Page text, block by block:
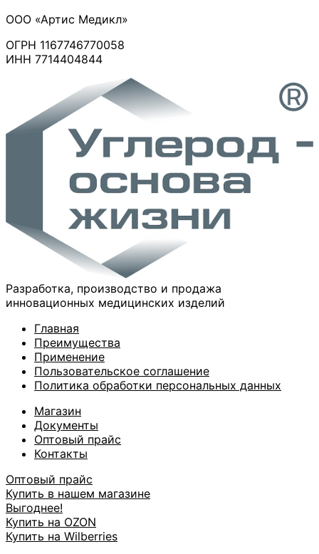
Набор
углеродных
сорбирующих
«Артис»:
1010
«Артис»:
1010
-
шт.
ООО «Артис Медикл»
ОГРН 1167746770058
ИНН 7714404844
Разработка, производство и продажа
инновационных медицинских изделий
Главная
Преимущества
Применение
Пользовательское соглашение
Политика обработки персональных данных
Магазин
Документы
Оптовый прайс
Контакты
Оптовый прайс
Купить в нашем магазине
Выгоднее!
Купить на OZON
Купить на Wilberries